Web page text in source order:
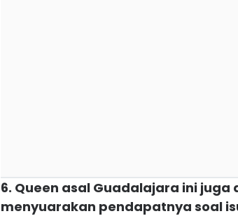
6. Queen asal Guadalajara ini
menyuarakan pendapatnya soal